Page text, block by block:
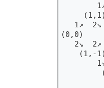
1↗  2↘
(0,0)
2↘  2↗
(1,-